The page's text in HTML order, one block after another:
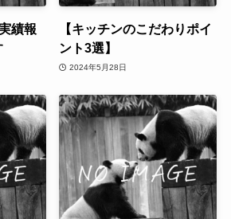
績報
【キッチンのこだわりポイ
ント3選】
2024年5月28日